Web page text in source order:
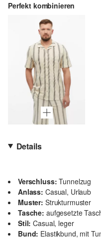
Perfekt kombinieren
Details
Verschluss: Tunnelzug
Anlass: Casual, Urlaub
Muster: Strukturmuster
Tasche: aufgesetzte
Stil: Casual, leger
Bund: Elastikbund, mit